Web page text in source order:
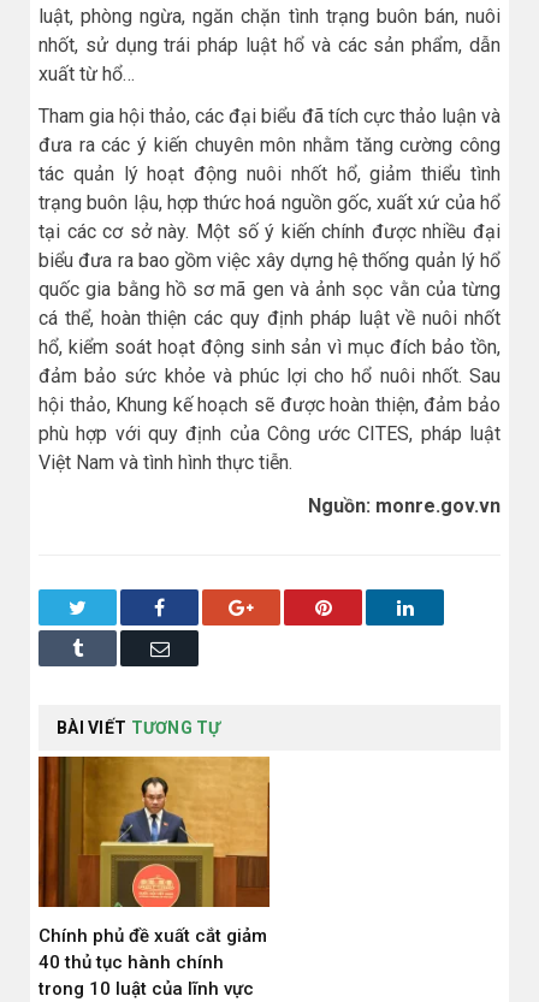
luật, phòng ngừa, ngăn chặn tình trạng buôn bán, nuôi
nhốt, sử dụng trái pháp luật hổ và các sản phẩm, dẫn
xuất từ hổ…
Tham gia hội thảo, các đại biểu đã tích cực thảo luận và
đưa ra các ý kiến chuyên môn nhằm tăng cường công
tác quản lý hoạt động nuôi nhốt hổ, giảm thiểu tình
trạng buôn lậu, hợp thức hoá nguồn gốc, xuất xứ của hổ
tại các cơ sở này. Một số ý kiến chính được nhiều đại
biểu đưa ra bao gồm việc xây dựng hệ thống quản lý hổ
quốc gia bằng hồ sơ mã gen và ảnh sọc vằn của từng
cá thể, hoàn thiện các quy định pháp luật về nuôi nhốt
hổ, kiểm soát hoạt động sinh sản vì mục đích bảo tồn,
đảm bảo sức khỏe và phúc lợi cho hổ nuôi nhốt. Sau
hội thảo, Khung kế hoạch sẽ được hoàn thiện, đảm bảo
phù hợp với quy định của Công ước CITES, pháp luật
Việt Nam và tình hình thực tiễn.
Nguồn: monre.gov.vn
Facebook Google+ Pinterest LinkedIn
Tumblr Email
BÀI VIẾT TƯƠNG TỰ
Chính phủ đề xuất cắt giảm
40 thủ tục hành chính
trong 10 luật của lĩnh vực